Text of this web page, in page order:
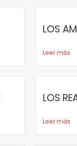
LOS
Leer más
LOS
Leer más